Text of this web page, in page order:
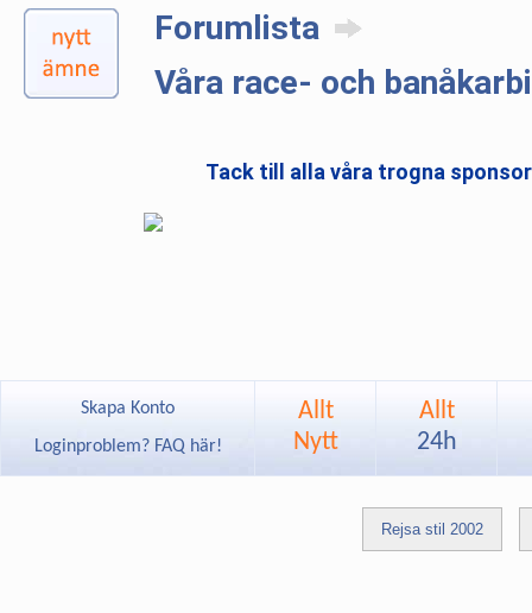
Forumlista
Våra race- och
Tack till alla våra trogna
Skapa Konto
Loginproblem? FAQ här!
Allt
Nytt
Allt
24h
Rejsa stil 2002